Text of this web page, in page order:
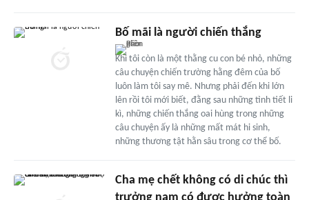
Bố mãi là người chiến thắng
Khi tôi còn là một thằng cu con bé nhỏ, những
câu chuyện chiến trường hằng đêm của bố
luôn làm tôi say mê. Nhưng phải đến khi lớn
lên rồi tôi mới biết, đằng sau những tình tiết li
kì, những chiến thắng oai hùng trong những
câu chuyện ấy là những mất mát hi sinh,
những thương tật hằn sâu trong cơ thể bố.
Cha mẹ chết không có di chúc thì
trưởng nam có được hưởng toàn